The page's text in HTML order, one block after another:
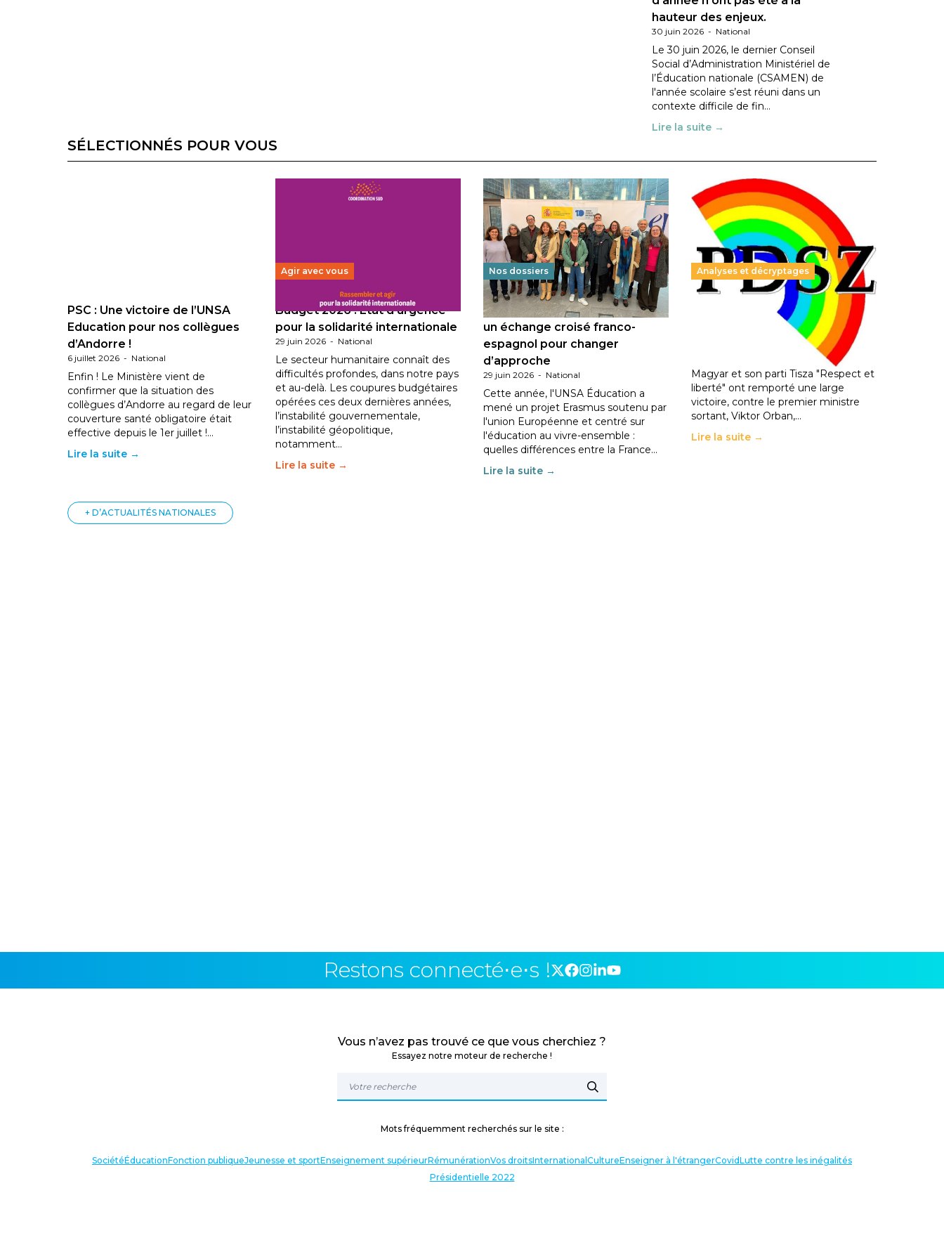
hauteur des enjeux.
30 juin 2026 - National
Le 30 juin 2026, le dernier Conseil
Social d’Administration Ministériel de
l’Éducation nationale (CSAMEN) de
l'année scolaire s’est réuni dans un
contexte difficile de fin…
Lire la suite →
SÉLECTIONNÉS POUR VOUS
PSC : Une victoire de l’UNSA
Education pour nos collègues
d’Andorre !
6 juillet 2026 - National
Enfin ! Le Ministère vient de
confirmer que la situation des
collègues d’Andorre au regard de leur
couverture santé obligatoire était
effective depuis le 1er juillet !…
Lire la suite →
Agir avec vous
Budget 2026 : État d’urgence
pour la solidarité internationale
29 juin 2026 - National
Le secteur humanitaire connaît des
difficultés profondes, dans notre pays
et au-delà. Les coupures budgétaires
opérées ces deux dernières années,
l’instabilité gouvernementale,
l’instabilité géopolitique,
notamment…
Lire la suite →
Nos dossiers
Éducation au vivre-ensemble :
un échange croisé franco-
espagnol pour changer
d’approche
29 juin 2026 - National
Cette année, l'UNSA Éducation a
mené un projet Erasmus soutenu par
l'union Européenne et centré sur
l'éducation au vivre-ensemble :
quelles différences entre la France…
Lire la suite →
Analyses et décryptages
Hongrie : du changement pour
les politiques éducatives, aussi !
En Hongrie, le conservateur Peter
Magyar et son parti Tisza "Respect et
liberté" ont remporté une large
victoire, contre le premier ministre
sortant, Viktor Orban,…
Lire la suite →
+ D’ACTUALITÉS NATIONALES
Restons connecté⋅e⋅s !
Vous n’avez pas trouvé ce que vous cherchiez ?
Essayez notre moteur de recherche !
Mots fréquemment recherchés sur le site :
SociétéÉducationFonction publiqueJeunesse et sportEnseignement supérieurRémunérationVos droitsInternational CultureEnseigner à l'étrangerCovidLutte contre les inégalités
Présidentielle 2022